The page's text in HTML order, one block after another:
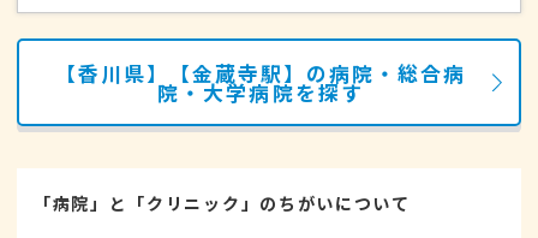
【香川県】【金蔵寺駅】の病院・総合病
院・大学病院を探す
「病院」と「クリニック」のちがいについて